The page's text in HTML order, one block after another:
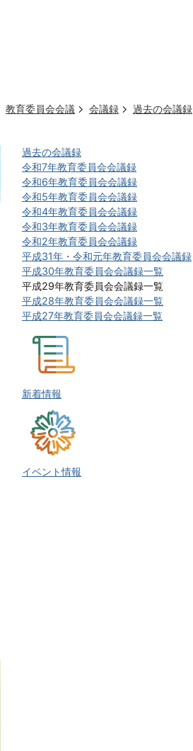
教育委員会会議 会議録
過去の会議録
過去の会議録
令和7年教育委員会会議録
令和6年教育委員会会議録
令和5年教育委員会会議録
令和4年教育委員会会議録
令和3年教育委員会会議録
令和2年教育委員会会議録
平成31年・令和元年教育委員会会議録
平成30年教育委員会会議録一覧
平成29年教育委員会会議録一覧
平成28年教育委員会会議録一覧
平成27年教育委員会会議録一覧
新着情報
イベント情報